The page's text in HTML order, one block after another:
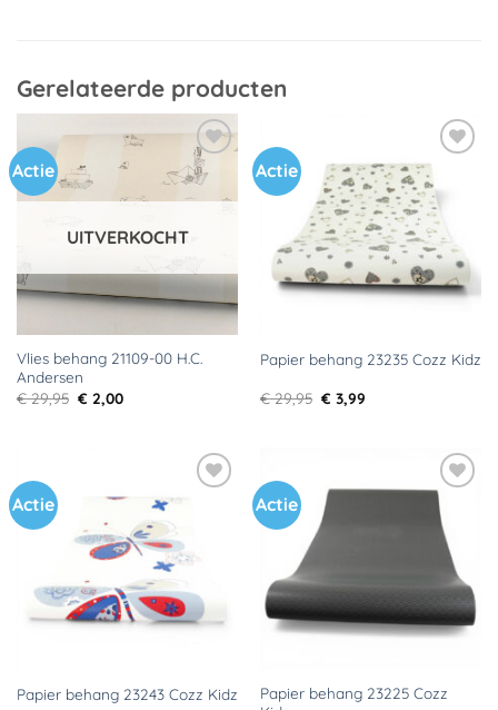
Gerelateerde producten
Actie
Toevoegen
aan
verlanglijst
UITVERKOCHT
Vlies behang 21109-00 H.C.
Andersen
€29,95 Oorspronkelijke
prijs
€ 2,00Huidige
Actie
Toevoegen
aan
verlanglijst
Papier behang 23235 Cozz Kidz
€29,95 Oorspronkelijke
prijs
€ 3,99Huidige
Actie
Toevoegen
verlanglijst
Papier behang 23243 Cozz Kidz
Actie
Toevoegen
aan
verlanglijst
Papier behang 23225 Cozz